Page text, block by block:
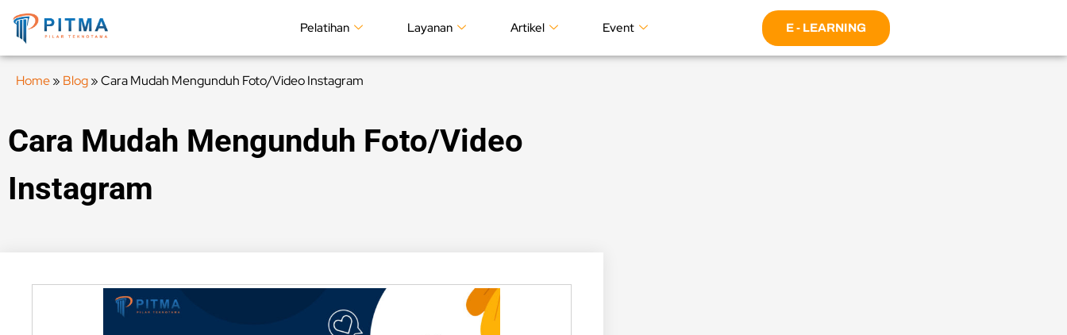
Pelatihan Layanan Artikel Event E - LEARNING
Home» Blog»Cara Mudah Mengunduh Foto/Video Instagram
Cara Mudah Mengunduh Foto/Video
Instagram